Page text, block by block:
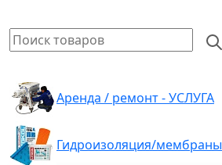
Аренда / ремонт - УСЛУГА
Гидроизоляция/мембраны